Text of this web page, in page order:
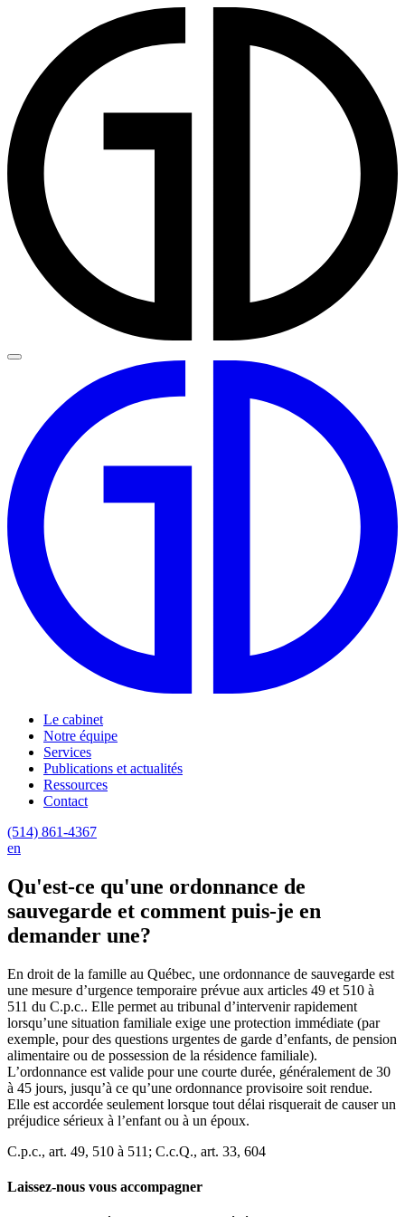
Le cabinet
Notre équipe
Services
Publications et actualités
Ressources
Contact
(514) 861-4367
en
Qu'est-ce qu'une ordonnance de
sauvegarde et comment puis-je en
demander une?
En droit de la famille au Québec, une ordonnance de sauvegarde est
une mesure d’urgence temporaire prévue aux articles 49 et 510 à
511 du C.p.c.. Elle permet au tribunal d’intervenir rapidement
lorsqu’une situation familiale exige une protection immédiate (par
exemple, pour des questions urgentes de garde d’enfants, de pension
alimentaire ou de possession de la résidence familiale).
L’ordonnance est valide pour une courte durée, généralement de 30
à 45 jours, jusqu’à ce qu’une ordonnance provisoire soit rendue.
Elle est accordée seulement lorsque tout délai risquerait de causer un
préjudice sérieux à l’enfant ou à un époux.
C.p.c., art. 49, 510 à 511; C.c.Q., art. 33, 604
Laissez-nous vous accompagner